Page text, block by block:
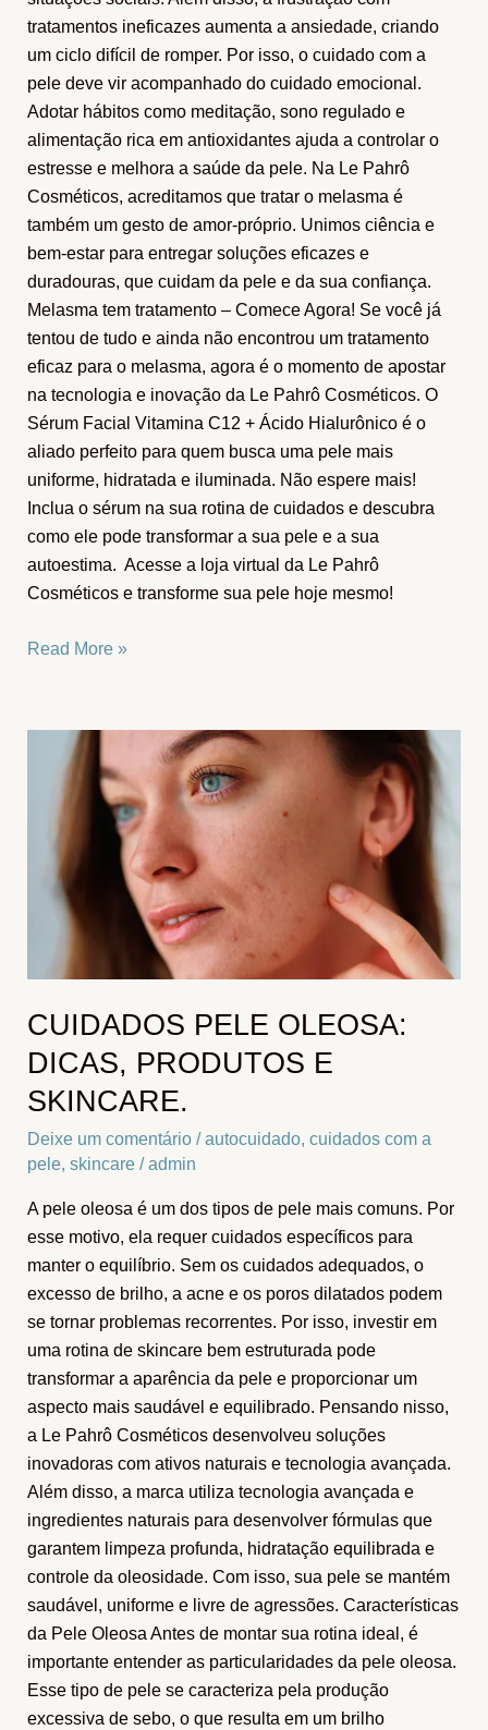
tratamentos ineficazes aumenta a ansiedade, criando
um ciclo difícil de romper. Por isso, o cuidado com a
pele deve vir acompanhado do cuidado emocional.
Adotar hábitos como meditação, sono regulado e
alimentação rica em antioxidantes ajuda a controlar o
estresse e melhora a saúde da pele. Na Le Pahrô
Cosméticos, acreditamos que tratar o melasma é
também um gesto de amor-próprio. Unimos ciência e
bem-estar para entregar soluções eficazes e
duradouras, que cuidam da pele e da sua confiança.
Melasma tem tratamento – Comece Agora! Se você já
tentou de tudo e ainda não encontrou um tratamento
eficaz para o melasma, agora é o momento de apostar
na tecnologia e inovação da Le Pahrô Cosméticos. O
Sérum Facial Vitamina C12 + Ácido Hialurônico é o
aliado perfeito para quem busca uma pele mais
uniforme, hidratada e iluminada. Não espere mais!
Inclua o sérum na sua rotina de cuidados e descubra
como ele pode transformar a sua pele e a sua
autoestima. Acesse a loja virtual da Le Pahrô
Cosméticos e transforme sua pele hoje mesmo!
Read More »
CUIDADOS PELE OLEOSA:
DICAS, PRODUTOS E
SKINCARE.
Deixe um comentário /autocuidado,cuidados com a
pele,skincare /admin
A pele oleosa é um dos tipos de pele mais comuns. Por
esse motivo, ela requer cuidados específicos para
manter o equilíbrio. Sem os cuidados adequados, o
excesso de brilho, a acne e os poros dilatados podem
se tornar problemas recorrentes. Por isso, investir em
uma rotina de skincare bem estruturada pode
transformar a aparência da pele e proporcionar um
aspecto mais saudável e equilibrado. Pensando nisso,
a Le Pahrô Cosméticos desenvolveu soluções
inovadoras com ativos naturais e tecnologia avançada.
Além disso, a marca utiliza tecnologia avançada e
ingredientes naturais para desenvolver fórmulas que
garantem limpeza profunda, hidratação equilibrada e
controle da oleosidade. Com isso, sua pele se mantém
saudável, uniforme e livre de agressões. Características
da Pele Oleosa Antes de montar sua rotina ideal, é
importante entender as particularidades da pele oleosa.
Esse tipo de pele se caracteriza pela produção
excessiva de sebo, o que resulta em um brilho
Cuidados
Oleosa:
produtos
skincare.